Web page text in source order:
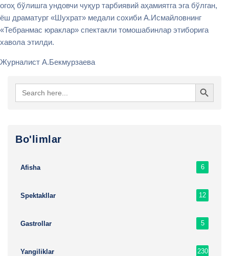
огоҳ бўлишга ундовчи чуқур тарбиявий аҳамиятга эга бўлган,
ёш драматург «Шухрат» медали сохиби А.Исмайловнинг
«Тебранмас юраклар» спектакли томошабинлар этиборига
хавола этилди.
Журналист А.Бекмурзаева
Search
for:
Search Button
Bo'limlar
Afisha 6
Spektakllar 12
Gastrollar 5
Yangiliklar 230